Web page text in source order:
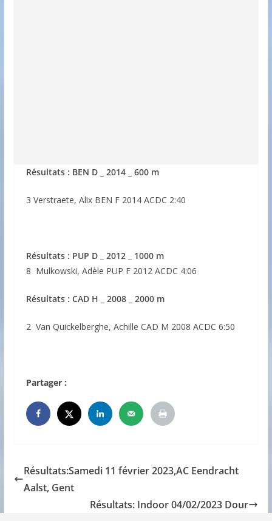
Résultats : BEN D _ 2014 _ 600 m
3 Verstraete, Alix BEN F 2014 ACDC 2:40
Résultats : PUP D _ 2012 _ 1000 m
8 Mulkowski, Adèle PUP F 2012 ACDC 4:06
Résultats : CAD H _ 2008 _ 2000 m
2 Van Quickelberghe, Achille CAD M 2008 ACDC 6:50
Partager :
Résultats:Samedi 11 février 2023,AC Eendracht
Aalst, Gent
Résultats: Indoor 04/02/2023 Dour